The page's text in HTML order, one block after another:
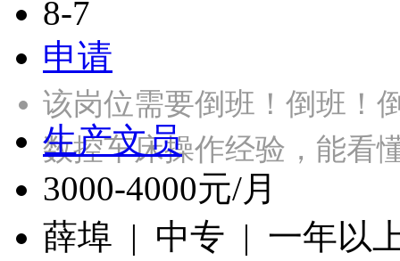
8-7
申请
该岗位需要倒班！倒班！
数控车床操作经验，能
生产文员
3000-4000元/月
薛埠 | 中专 | 一年以